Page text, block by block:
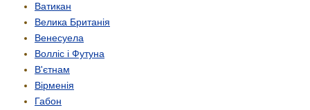
Ватикан
Велика Британія
Венесуела
Волліс і Футуна
В'єтнам
Вірменія
Габон